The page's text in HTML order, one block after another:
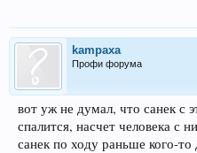
kampaxa
Профи форума
вот уж не думал, что санек с
спалится, насчет человека с
санек по ходу раньше кого-то